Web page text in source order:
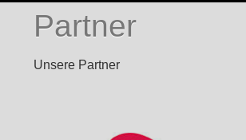
Partner
Unsere Partner